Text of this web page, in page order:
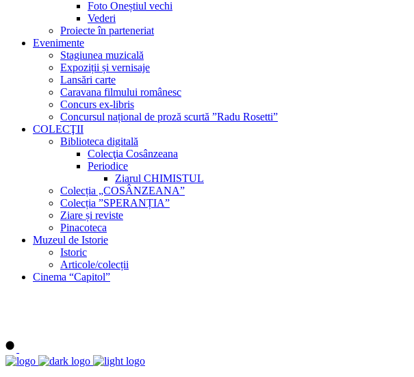
Foto Oneștiul vechi
Vederi
Proiecte în parteneriat
Evenimente
Stagiunea muzicală
Expoziții și vernisaje
Lansări carte
Caravana filmului românesc
Concurs ex-libris
Concursul național de proză scurtă ”Radu Rosetti”
COLECŢII
Biblioteca digitală
Colecţia Cosânzeana
Periodice
Ziarul CHIMISTUL
Colecția „COSÂNZEANA”
Colecția ”SPERANȚIA”
Ziare și reviste
Pinacoteca
Muzeul de Istorie
Istoric
Articole/colecții
Cinema “Capitol”